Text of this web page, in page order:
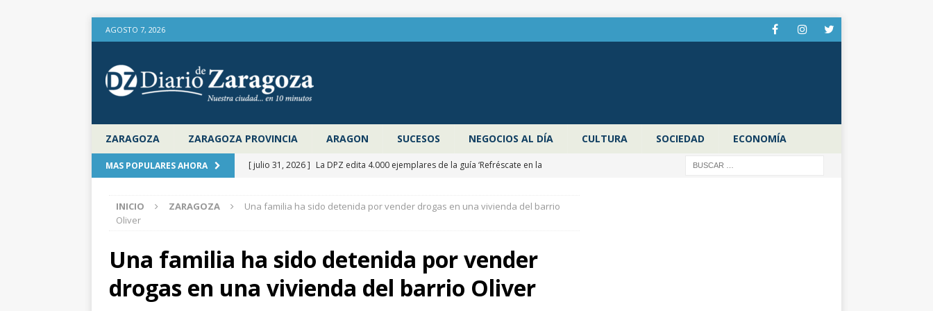
AGOSTO 7, 2026
ZARAGOZA ZARAGOZA PROVINCIA ARAGON SUCESOS NEGOCIOS AL DÍA CULTURA SOCIEDAD ECONOMÍA
MAS POPULARES AHORA [ julio 31, 2026 ] La DPZ edita 4.000 ejemplares de la guía ‘Refréscate en la
aire libre en el verano
ZARAGOZA PROVINCIA
la Diputación de Zaragoza con las entradas agotadas
CULTURA
[ julio 31, 2026 ] Zaragoza congela un año más los impuestos municipales y
INICIO ZARAGOZA
Una familia ha sido detenida por vender drogas en una vivienda del barrio
Oliver
Una familia ha sido detenida por vender
drogas en una vivienda del barrio Oliver